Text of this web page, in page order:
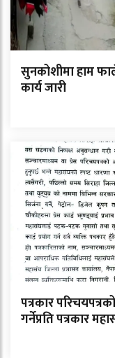
सुनकोशीमा हाम
कार्य जारी
पत्रकार
गर्नेप्रति पत्रकार